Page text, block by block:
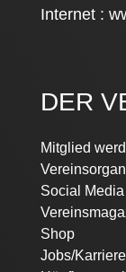
Internet :
DER
Navigation
überspringen
Mitglied
Social Media
Shop
Jobs/Karriere